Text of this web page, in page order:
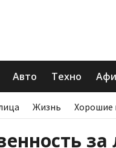
Авто Техно
Жизнь Хорошие